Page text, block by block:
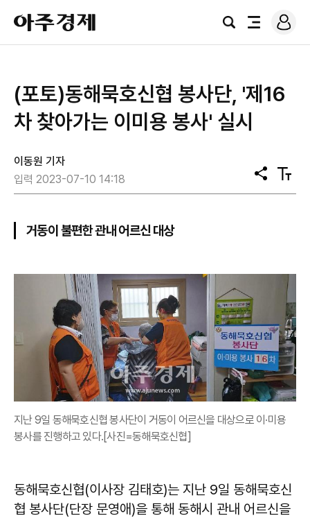
아
주
경
검
전
로
그
(포토)동해묵호신협 봉사단, '제16
차 찾아가는 이미용 봉사' 실시
이동원 기자
입력 2023-07-10 14:18
공
유
텍
스
거동이 불편한 관내 어르신 대상
지난 9일 동해묵호신협 봉사단이 거동이 어르신을 대상으로 이·미용
봉사를 진행하고 있다.[사진=동해묵호신협]
동해묵호신협(이사장 김태호)는 지난 9일 동해묵호신
협 봉사단(단장 문영애)을 통해 동해시 관내 어르신을